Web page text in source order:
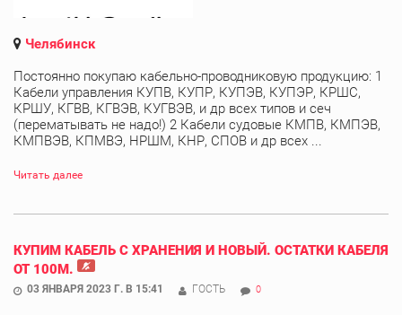
Челябинск
Постоянно покупаю кабельно-проводниковую продукцию: 1
Кабели управления КУПВ, КУПР, КУПЭВ, КУПЭР, КРШС,
КРШУ, КГВВ, КГВЭВ, КУГВЭВ, и др всех типов и сеч
(перематывать не надо!) 2 Кабели судовые КМПВ, КМПЭВ,
КМПВЭВ, КПМВЭ, НРШМ, КНР, СПОВ и др всех ...
Читать далее
КУПИМ КАБЕЛЬ С ХРАНЕНИЯ И НОВЫЙ. ОСТАТКИ КАБЕЛЯ
ОТ 100М.
03 ЯНВАРЯ 2023 Г. В 15:41 ГОСТЬ 0